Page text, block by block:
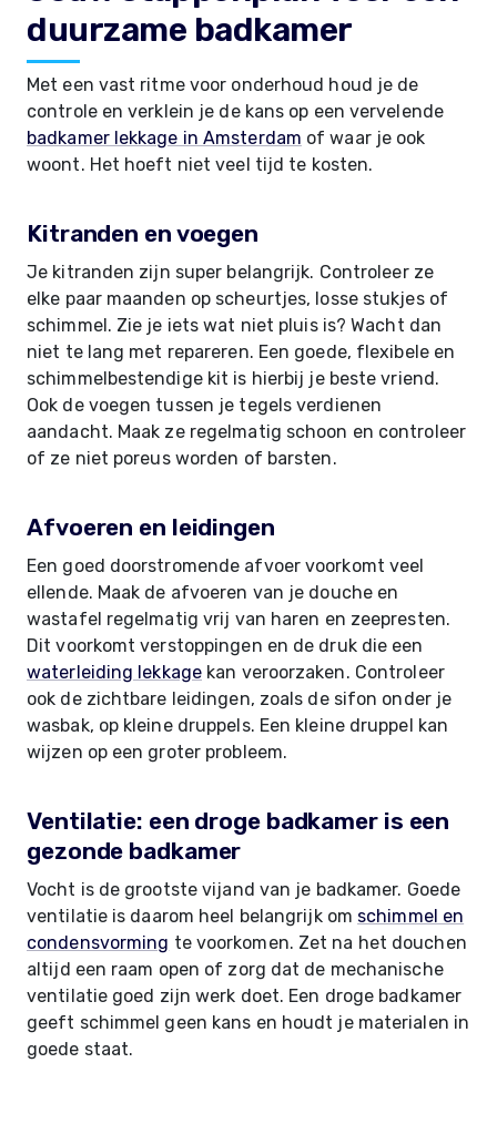
duurzame badkamer
Met een vast ritme voor onderhoud houd je de
controle en verklein je de kans op een vervelende
badkamer lekkage in Amsterdam of waar je ook
woont. Het hoeft niet veel tijd te kosten.
Kitranden en voegen
Je kitranden zijn super belangrijk. Controleer ze
elke paar maanden op scheurtjes, losse stukjes of
schimmel. Zie je iets wat niet pluis is? Wacht dan
niet te lang met repareren. Een goede, flexibele en
schimmelbestendige kit is hierbij je beste vriend.
Ook de voegen tussen je tegels verdienen
aandacht. Maak ze regelmatig schoon en controleer
of ze niet poreus worden of barsten.
Afvoeren en leidingen
Een goed doorstromende afvoer voorkomt veel
ellende. Maak de afvoeren van je douche en
wastafel regelmatig vrij van haren en zeepresten.
Dit voorkomt verstoppingen en de druk die een
waterleiding lekkage kan veroorzaken. Controleer
ook de zichtbare leidingen, zoals de sifon onder je
wasbak, op kleine druppels. Een kleine druppel kan
wijzen op een groter probleem.
Ventilatie: een droge badkamer is een
gezonde badkamer
Vocht is de grootste vijand van je badkamer. Goede
ventilatie is daarom heel belangrijk om schimmel en
condensvorming te voorkomen. Zet na het douchen
altijd een raam open of zorg dat de mechanische
ventilatie goed zijn werk doet. Een droge badkamer
geeft schimmel geen kans en houdt je materialen in
goede staat.